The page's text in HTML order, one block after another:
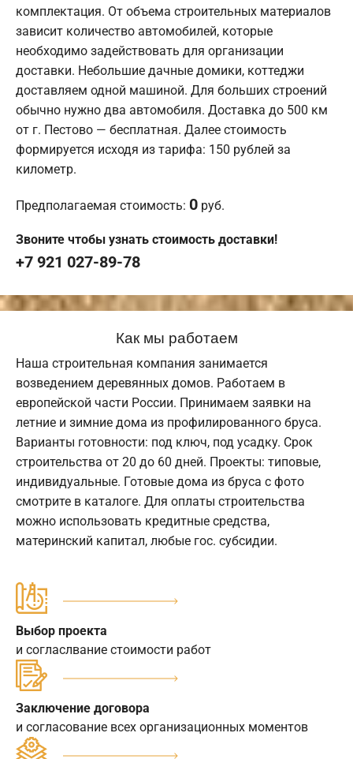
комплектация. От объема строительных материалов
зависит количество автомобилей, которые
необходимо задействовать для организации
доставки. Небольшие дачные домики, коттеджи
доставляем одной машиной. Для больших строений
обычно нужно два автомобиля. Доставка до 500 км
от г. Пестово — бесплатная. Далее стоимость
формируется исходя из тарифа: 150 рублей за
километр.
Предполагаемая стоимость: 0 руб.
Звоните чтобы узнать стоимость доставки!
+7 921 027-89-78
Как мы работаем
Наша строительная компания занимается
возведением деревянных домов. Работаем в
европейской части России. Принимаем заявки на
летние и зимние дома из профилированного бруса.
Варианты готовности: под ключ, под усадку. Срок
строительства от 20 до 60 дней. Проекты: типовые,
индивидуальные. Готовые дома из бруса с фото
смотрите в каталоге. Для оплаты строительства
можно использовать кредитные средства,
материнский капитал, любые гос. субсидии.
Выбор проекта
и согласлвание стоимости работ
Заключение договора
и согласование всех организационных моментов